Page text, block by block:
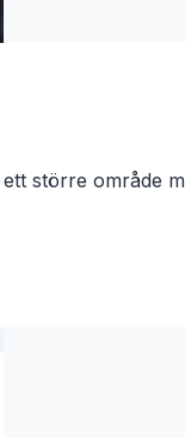
större område